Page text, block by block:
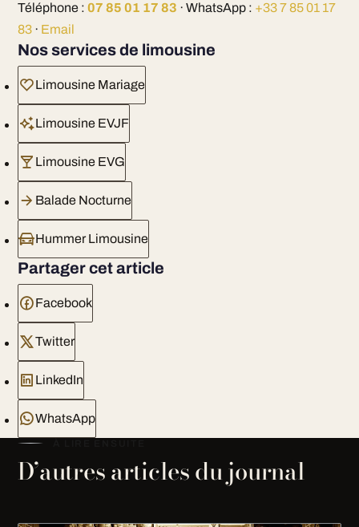
Téléphone : 07 85 01 17 83 · WhatsApp : +33 7 85 01 17
83· Email
Nos services de limousine
Limousine Mariage
Limousine EVJF
Limousine EVG
Balade Nocturne
Hummer Limousine
Partager cet article
Facebook
Twitter
LinkedIn
WhatsApp
D’autres articles du journal